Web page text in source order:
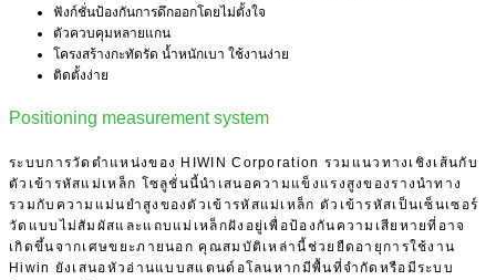
ฟังก์ชั่นป้องกันการดึกออกโดยไม่ตั้งใจ
ตัวควบคุมหลายแกน
โครงสร้างกะทัดรัด น้ำหนักเบา ใช้งานง่าย
ติดตั้งง่าย
Positioning measurement system
ระบบการวัดตำแหน่งของ HIWIN Corporation รวมแนวทางเชิงเส้นกับ
ตัวเข้ารหัสแม่เหล็ก โซลูชั่นนี้นำเสนอความแข็งแรงสูงของรางนำทาง
รวมกับความแม่นยำสูงของตัวเข้ารหัสแม่เหล็ก ตัวเข้ารหัสเป็นเซ็นเซอร์
วัดแบบไม่สัมผัสและแถบแม่เหล็กฝังอยู่เพื่อป้องกันความเสียหายที่อาจ
เกิดขึ้นจากเศษขยะภายนอก คุณสมบัติเหล่านี้ช่วยยืดอายุการใช้งาน
Hiwin ยังเสนอหัวอ่านแบบสแตนด์อโลนหากมีพื้นที่จำกัดหรือมีระบบ